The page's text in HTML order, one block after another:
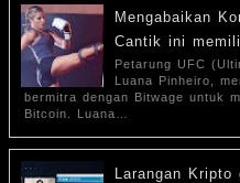
Mengabaikan
Cantik ini
Petarung UFC
Luana Pinheiro,
bermitra dengan Bitwage untuk
Bitcoin. Luana…
Larangan Kripto